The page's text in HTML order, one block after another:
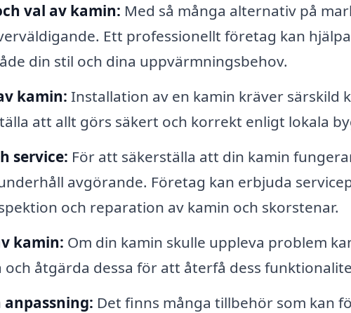
val av kamin: Med så många alternativ på
Ett professionellt företag kan
din stil och dina uppvärmningsbehov.
kamin: Installation av en kamin kräver särskild
att allt görs säkert och korrekt enligt lokala
service: För att säkerställa att din kamin
avgörande. Företag kan erbjuda
och reparation av kamin och skorstenar.
kamin: Om din kamin skulle uppleva problem
och åtgärda dessa för att återfå dess
Det finns många tillbehör som kan